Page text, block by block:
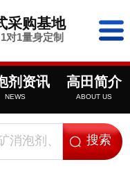
采购基地
对1量身定制
剂资讯
NEWS
高田简介
ABOUT US